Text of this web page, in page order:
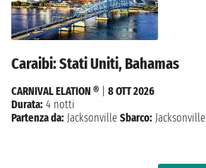
Caraibi: Stati Uniti, Bahamas
CARNIVAL ELATION ®
8 OTT 2026
Durata: 4 notti
Partenza da: Jacksonville Sbarco: Jacksonville